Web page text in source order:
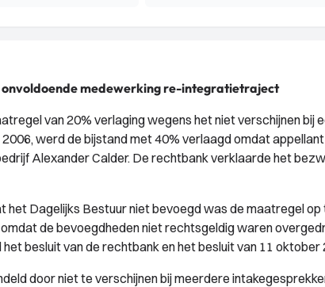
medewerking re-integratietraject
van 20% verlaging wegens het niet verschijnen bij
werd de bijstand met 40% verlaagd omdat
Alexander Calder. De rechtbank verklaarde het
Dagelijks Bestuur niet bevoegd was de maatregel op
de bevoegdheden niet rechtsgeldig waren
besluit van de rechtbank en het besluit van 11 oktober
door niet te verschijnen bij meerdere